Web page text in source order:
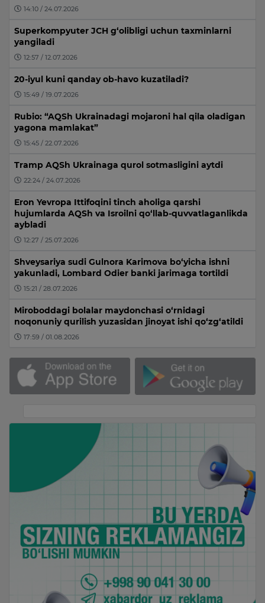
14:10 / 24.07.2026
Superkompyuter JCH g‘olibligi uchun taxminlarni
yangiladi
12:57 / 12.07.2026
20-iyul kuni qanday ob-havo kuzatiladi?
15:49 / 19.07.2026
Rubio: “AQSh Ukrainadagi mojaroni hal qila oladigan
yagona mamlakat”
15:45 / 22.07.2026
Tramp AQSh Ukrainaga qurol sotmasligini aytdi
22:24 / 24.07.2026
Eron Yevropa Ittifoqini tinch aholiga qarshi
hujumlarda AQSh va Isroilni qo‘llab-quvvatlaganlikda
aybladi
12:27 / 25.07.2026
Shveysariya sudi Gulnora Karimova bo‘yicha ishni
yakunladi, Lombard Odier banki jarimaga tortildi
15:21 / 28.07.2026
Miroboddagi bolalar maydonchasi o‘rnidagi
noqonuniy qurilish yuzasidan jinoyat ishi qo‘zg‘atildi
17:59 / 01.08.2026